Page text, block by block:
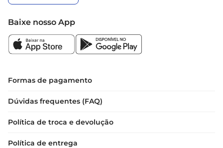
Baixe nosso App
Formas de pagamento
Dúvidas frequentes (FAQ)
Política de troca e devolução
Política de entrega